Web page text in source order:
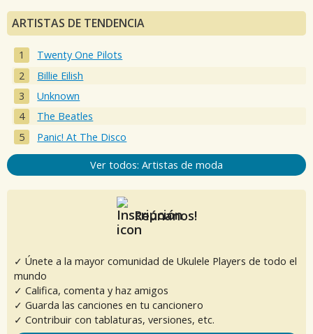
ARTISTAS DE TENDENCIA
Twenty One Pilots
Billie Eilish
Unknown
The Beatles
Panic! At The Disco
Ver todos: Artistas de moda
Reúnanos!
✓ Únete a la mayor comunidad de Ukulele Players de todo el
mundo
✓ Califica, comenta y haz amigos
✓ Guarda las canciones en tu cancionero
✓ Contribuir con tablaturas, versiones, etc.